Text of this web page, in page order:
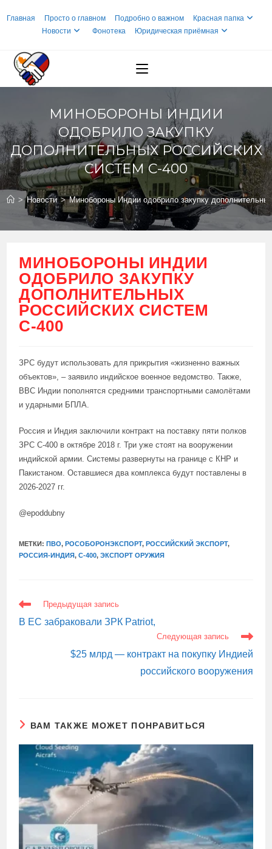
Главная Просто о главном Подробно о важном
Красная папка
Новости
Фонотека Юридическая приёмная
МИНОБОРОНЫ ИНДИИ
ОДОБРИЛО ЗАКУПКУ
ДОПОЛНИТЕЛЬНЫХ РОССИЙСКИХ
СИСТЕМ С-400
> Новости > Минобороны Индии одобрило закупку
МИНОБОРОНЫ ИНДИИ
ОДОБРИЛО ЗАКУПКУ
ДОПОЛНИТЕЛЬНЫХ
РОССИЙСКИХ СИСТЕМ
С-400
ЗРС будут использовать для прикрытия «жизненно важных
объектов», – заявило индийское военное ведомство. Также,
ВВС Индии пополнятся средними транспортными самолётами
и ударными БПЛА.
Россия и Индия заключили контракт на поставку пяти полков
ЗРС С-400 в октябре 2018 г. Три уже стоят на вооружении
индийской армии. Системы развернуты на границе с КНР и
Пакистаном. Оставшиеся два комплекса будут поставлены в
2026-2027 гг.
@epoddubny
МЕТКИ:ПВО, РОСОБОРОНЭКСПОРТ, РОССИЙСКИЙ ЭКСПОРТ,
РОССИЯ-ИНДИЯ, С-400, ЭКСПОРТ ОРУЖИЯ
ЕЩЕ
СТАТЬИ
Предыдущая запись
В ЕС забраковали ЗРК Patriot,
Следующая запись
$25 млрд — контракт на покупку Индией
российского вооружения
ВАМ ТАКЖЕ МОЖЕТ ПОНРАВИТЬСЯ